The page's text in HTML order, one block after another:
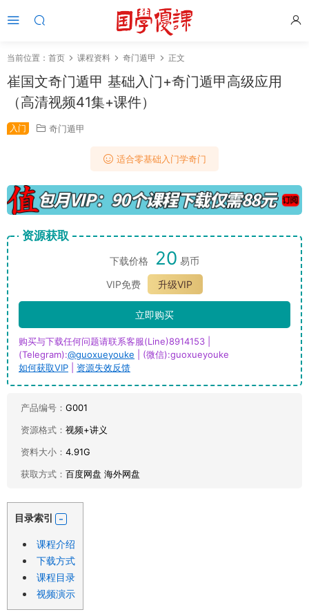
当前位置： 首页 课程资料 奇门遁甲 正文
崔国文奇门遁甲 基础入门+奇门遁甲高级应用
（高清视频41集+课件）
入门 奇门遁甲
适合零基础入门学奇门
资源获取
下载价格 20 易币
VIP免费
升级VIP
立即购买
购买与下载任何问题请联系客服(Line)8914153 |
(Telegram):@guoxueyouke | (微信):guoxueyouke
如何获取VIP
资源失效反馈
产品编号： G001
资源格式： 视频+讲义
资料大小： 4.91G
获取方式： 百度网盘 海外网盘
目录索引
课程介绍
下载方式
课程目录
视频演示